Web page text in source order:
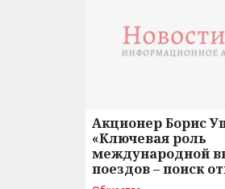
Акционер Борис
«Ключевая роль
международной
поездов – поиск
вызовы времени»